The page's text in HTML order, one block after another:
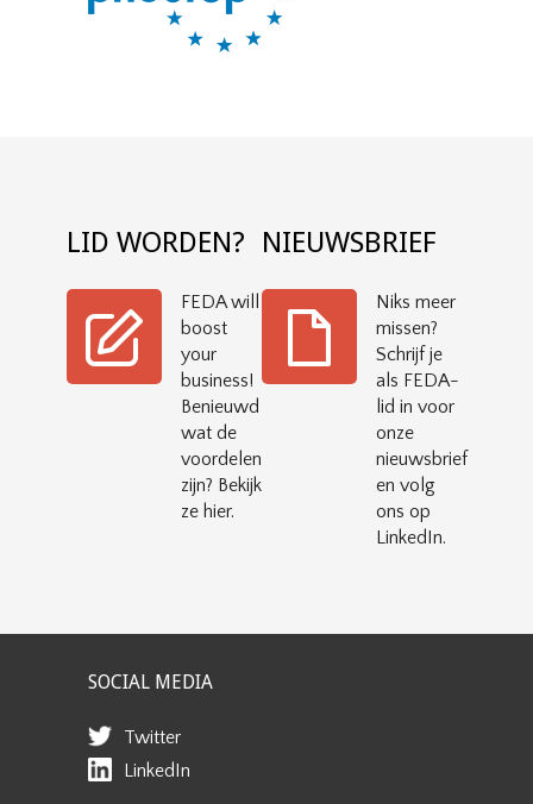
LID WORDEN?
FEDA will
boost
your
business!
Benieuwd
wat de
voordelen
zijn? Bekijk
ze hier.
NIEUWSBRIEF
Niks meer
missen?
Schrijf je
als FEDA-
lid in voor
onze
nieuwsbrief
en volg
ons op
LinkedIn.
SOCIAL MEDIA
Twitter
LinkedIn